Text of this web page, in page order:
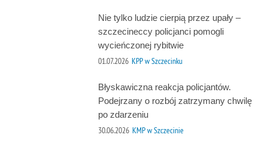
Nie tylko ludzie cierpią przez upały –
szczecineccy policjanci pomogli
wycieńczonej rybitwie
01.07.2026 KPP w Szczecinku
Błyskawiczna reakcja policjantów.
Podejrzany o rozbój zatrzymany chwilę
po zdarzeniu
30.06.2026 KMP w Szczecinie